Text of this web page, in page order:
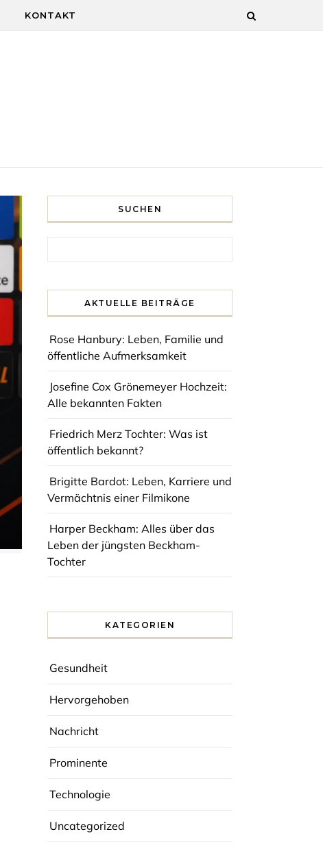
KONTAKT
SUCHEN
AKTUELLE BEITRÄGE
Rose Hanbury: Leben, Familie und
öffentliche Aufmerksamkeit
Josefine Cox Grönemeyer Hochzeit:
Alle bekannten Fakten
Friedrich Merz Tochter: Was ist
öffentlich bekannt?
Brigitte Bardot: Leben, Karriere und
Vermächtnis einer Filmikone
Harper Beckham: Alles über das
Leben der jüngsten Beckham-
Tochter
KATEGORIEN
Gesundheit
Hervorgehoben
Nachricht
Prominente
Technologie
Uncategorized